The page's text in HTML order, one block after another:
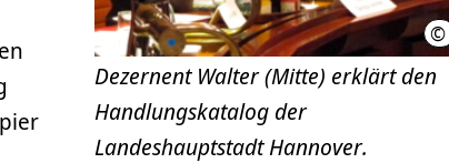
©
Dezernent Walter (Mitte) erklärt den
Handlungskatalog der
Landeshauptstadt Hannover.